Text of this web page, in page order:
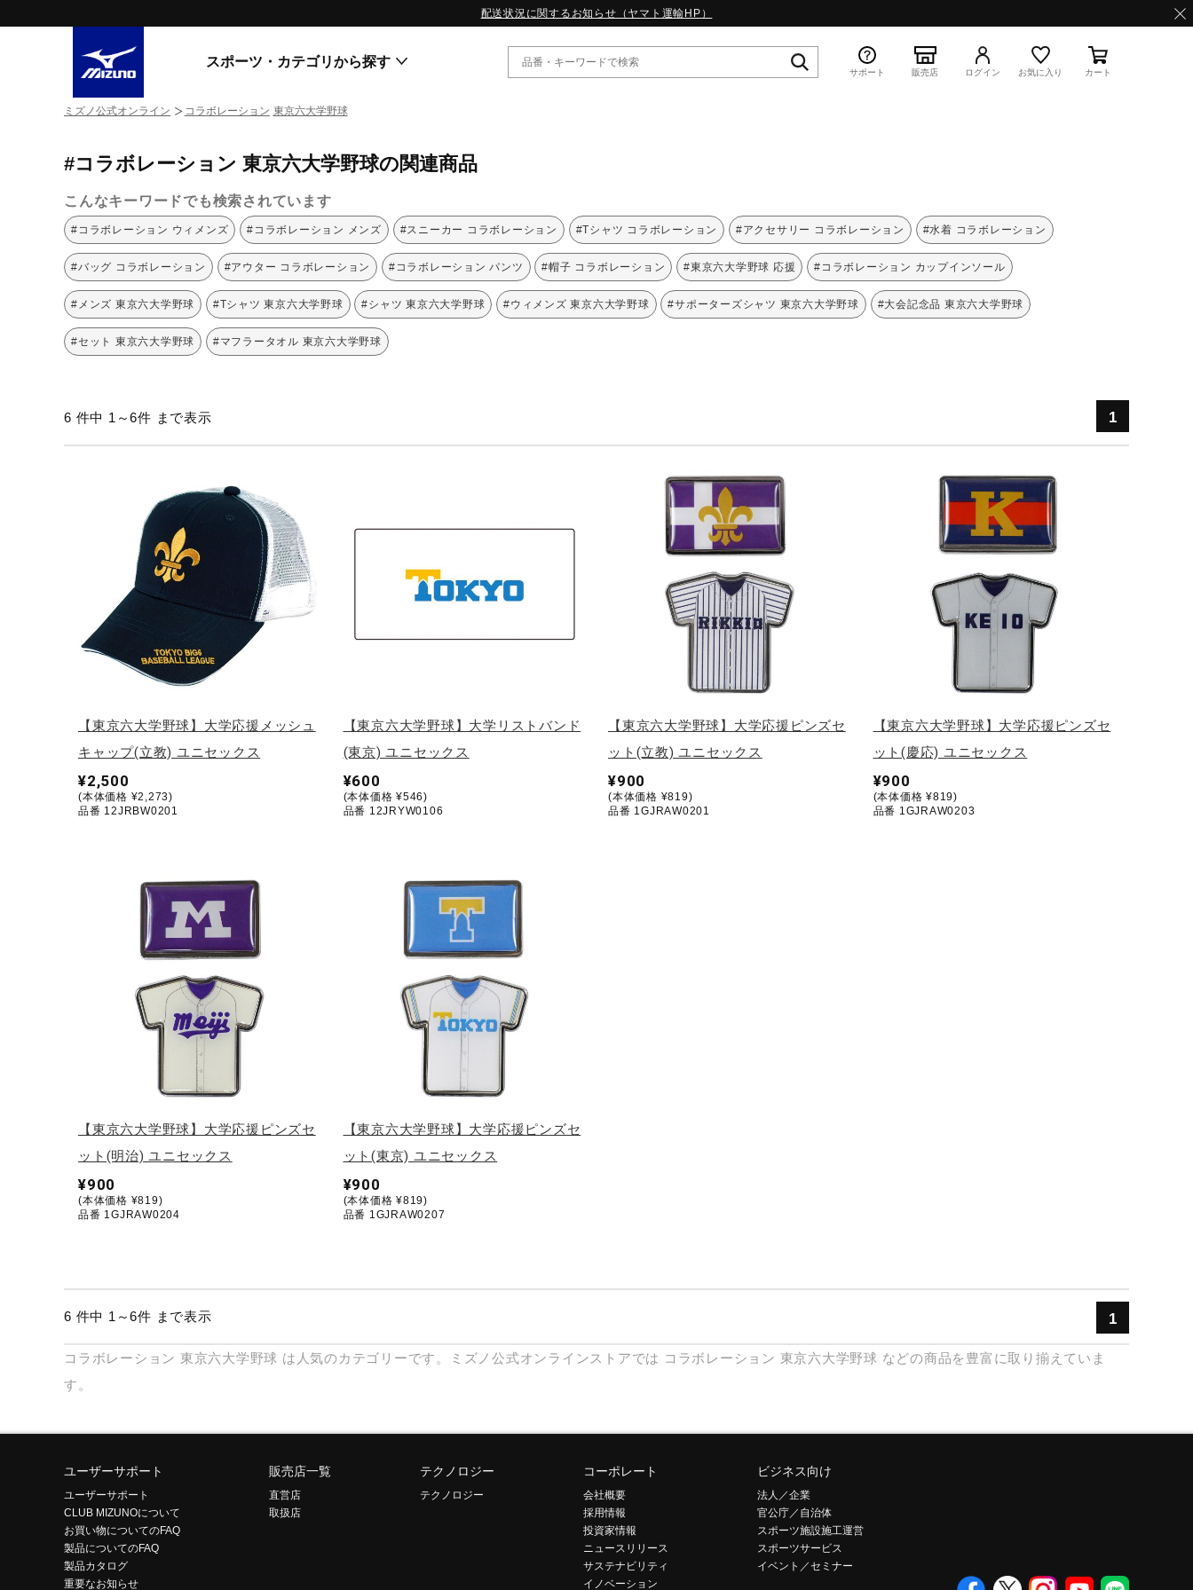
配送状況に関するお知らせ（ヤマト運輸HP）
スポーツ・カテゴリから探す
ライフスタイルウエア
ランニング
サッカー／フットサル
野球
スイム
テニス／ソフトテニス
ソフトボール
ウィンタースポーツ
ワーキング
ウォーキングシューズ
アウトドア／レイン
ジュニア／キッズ
コラボ／ライセンス
WAVE PROPHECY
MORELIA LS
WAVE RIDER
MXR
ゴアテックス
コラボレーション
その他シリーズ
W.PROPHECY1｜特集
WP MAGIC MITA｜特集
WP STRAP｜特集
スペシャルカラーパック｜特集
WP STRAP 2｜特集
マーガレット・ハウエル｜特集
WAVE PROPHECY 13.2
サポート 販売店 ログイン お気に入り カート
ミズノ公式オンライン コラボレーション 東京六大学野球
#コラボレーション 東京六大学野球の関連商品
こんなキーワードでも検索されています
#コラボレーション ウィメンズ #コラボレーション メンズ #スニーカー コラボレーション #Tシャツ コラボレーション #アクセサリー コラボレーション #水着 コラボレーション
#バッグ コラボレーション #アウター コラボレーション #コラボレーション パンツ #帽子 コラボレーション #東京六大学野球 応援 #コラボレーション カップインソール
#メンズ 東京六大学野球 #Tシャツ 東京六大学野球 #シャツ 東京六大学野球 #ウィメンズ 東京六大学野球 #サポーターズシャツ 東京六大学野球 #大会記念品 東京六大学野球
#セット 東京六大学野球 #マフラータオル 東京六大学野球
6 件中 1～6件 まで表示 1
【東京六大学野球】大学応援メッシュ
キャップ(立教) ユニセックス
¥2,500
(本体価格 ¥2,273)
品番 12JRBW0201
【東京六大学野球】大学リストバンド
(東京) ユニセックス
¥600
(本体価格 ¥546)
品番 12JRYW0106
【東京六大学野球】大学応援ピンズセ
ット(立教) ユニセックス
¥900
(本体価格 ¥819)
品番 1GJRAW0201
【東京六大学野球】大学応援ピンズセ
ット(慶応) ユニセックス
¥900
(本体価格 ¥819)
品番 1GJRAW0203
【東京六大学野球】大学応援ピンズセ
ット(明治) ユニセックス
¥900
(本体価格 ¥819)
品番 1GJRAW0204
【東京六大学野球】大学応援ピンズセ
ット(東京) ユニセックス
¥900
(本体価格 ¥819)
品番 1GJRAW0207
6 件中 1～6件 まで表示 1
コラボレーション 東京六大学野球 は人気のカテゴリーです。ミズノ公式オンラインストアでは コラボレーション 東京六大学野球 などの商品を豊富に取り揃えていま
す。
ユーザーサポート
ユーザーサポート
CLUB MIZUNOについて
お買い物についてのFAQ
製品についてのFAQ
製品カタログ
重要なお知らせ
販売店一覧
直営店
取扱店
テクノロジー
テクノロジー
コーポレート
会社概要
採用情報
投資家情報
ニュースリリース
サステナビリティ
イノベーション
ビジネス向け
法人／企業
官公庁／自治体
スポーツ施設施工運営
スポーツサービス
イベント／セミナー